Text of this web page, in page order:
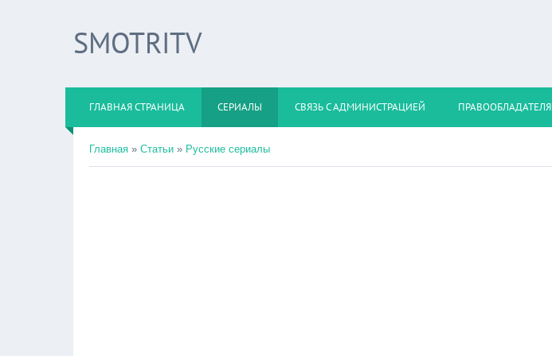
SMOTRITV
ГЛАВНАЯ СТРАНИЦА СЕРИАЛЫ СВЯЗЬ С АДМИНИСТРАЦИЕЙ
Главная » Статьи » Русские сериалы